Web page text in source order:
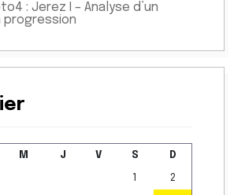
: Jerez I – Analyse d’un
progression
M J V S D
1 2